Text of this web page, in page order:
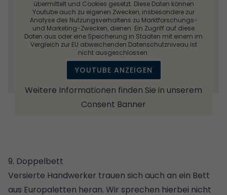
übermittelt und Cookies gesetzt. Diese Daten können
Youtube auch zu eigenen Zwecken, insbesondere zur
Analyse des Nutzungsverhaltens zu Marktforschungs-
und Marketing-Zwecken, dienen. Ein Zugriff auf diese
Daten aus oder eine Speicherung in Staaten mit einem im
Vergleich zur EU abweichenden Datenschutzniveau ist
nicht ausgeschlossen.
YOUTUBE ANZEIGEN
Weitere Informationen finden Sie in unserem
Consent Banner
9. Doppelbett
Versierte Handwerker trauen sich auch an ein Bett
aus Europaletten heran. Wir sprechen hierbei nicht